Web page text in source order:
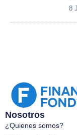
8
Nosotros
¿Quienes somos?